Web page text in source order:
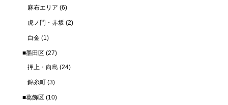
麻布エリア (6)
虎ノ門・赤坂 (2)
白金 (1)
■墨田区 (27)
押上・向島 (24)
錦糸町 (3)
■葛飾区 (10)